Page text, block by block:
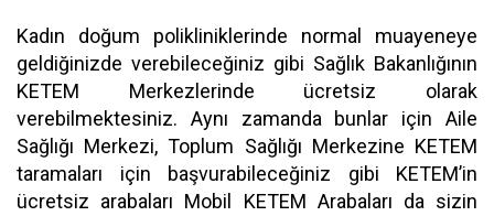
Kadın doğum polikliniklerinde normal muayeneye
geldiğinizde verebileceğiniz gibi Sağlık Bakanlığının
KETEM Merkezlerinde ücretsiz olarak
verebilmektesiniz. Aynı zamanda bunlar için Aile
Sağlığı Merkezi, Toplum Sağlığı Merkezine KETEM
taramaları için başvurabileceğiniz gibi KETEM’in
ücretsiz arabaları Mobil KETEM Arabaları da sizin